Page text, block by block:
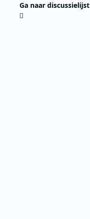
Ga naar discussielijst